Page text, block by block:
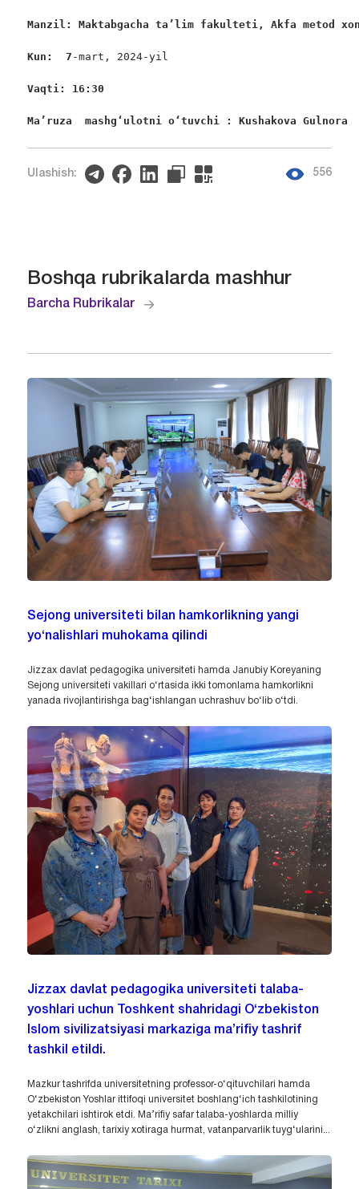
Manzil: Maktabgacha ta’lim fakulteti, Akfa metod
Kun:  7 -mart, 2024-yil
Vaqti: 16:30
Ma’ruza  mashgʻulotni oʻtuvchi : Kushakova Gulnora
Ulashish: 556
Boshqa rubrikalarda mashhur
Barcha Rubrikalar
Sejong universiteti bilan hamkorlikning yangi
yo‘nalishlari muhokama qilindi
Jizzax davlat pedagogika universiteti hamda Janubiy Koreyaning
Sejong universiteti vakillari o‘rtasida ikki tomonlama hamkorlikni
yanada rivojlantirishga bag‘ishlangan uchrashuv bo‘lib o‘tdi.
Jizzax davlat pedagogika universiteti talaba-
yoshlari uchun Toshkent shahridagi O‘zbekiston
Islom sivilizatsiyasi markaziga ma’rifiy tashrif
tashkil etildi.
Mazkur tashrifda universitetning professor-o‘qituvchilari hamda
O‘zbekiston Yoshlar ittifoqi universitet boshlang‘ich tashkilotining
yetakchilari ishtirok etdi. Ma’rifiy safar talaba-yoshlarda milliy
o‘zlikni anglash, tarixiy xotiraga hurmat, vatanparvarlik tuyg‘ularini...